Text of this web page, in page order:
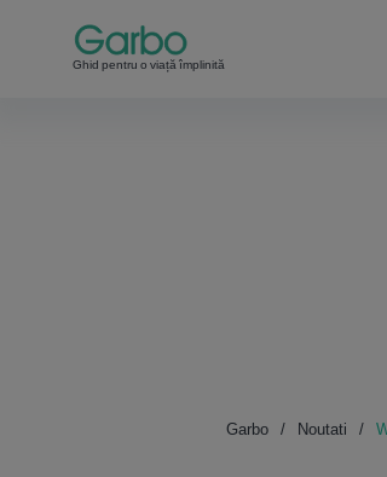
Ghid pentru o viață împlinită
Garbo Noutati